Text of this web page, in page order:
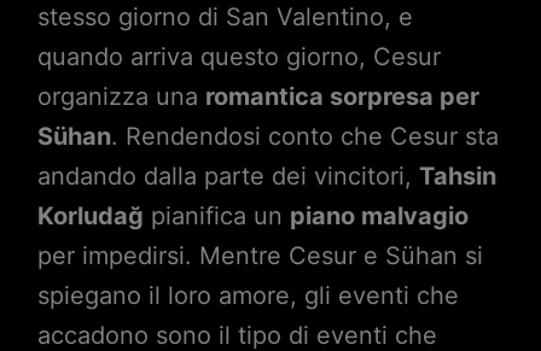
stesso giorno di San Valentino, e
quando arriva questo giorno, Cesur
organizza una romantica sorpresa per
Sühan. Rendendosi conto che Cesur sta
andando dalla parte dei vincitori, Tahsin
Korludağ pianifica un piano malvagio
per impedirsi. Mentre Cesur e Sühan si
spiegano il loro amore, gli eventi che
accadono sono il tipo di eventi che